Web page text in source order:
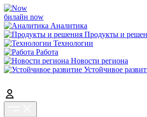
билайн now
Аналитика
Продукты и
Технологии
Работа
Новости региона
Устойчивое